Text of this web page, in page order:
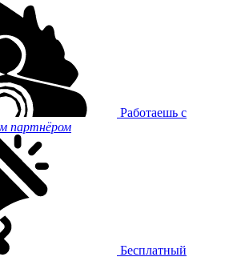
Работаешь с
партнёром
Бесплатный